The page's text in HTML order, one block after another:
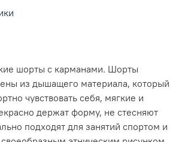
шорты с карманами. Шорты
из дышащего материала, который
чувствовать себя, мягкие и
держат форму, не стесняют
подходят для занятий спортом и